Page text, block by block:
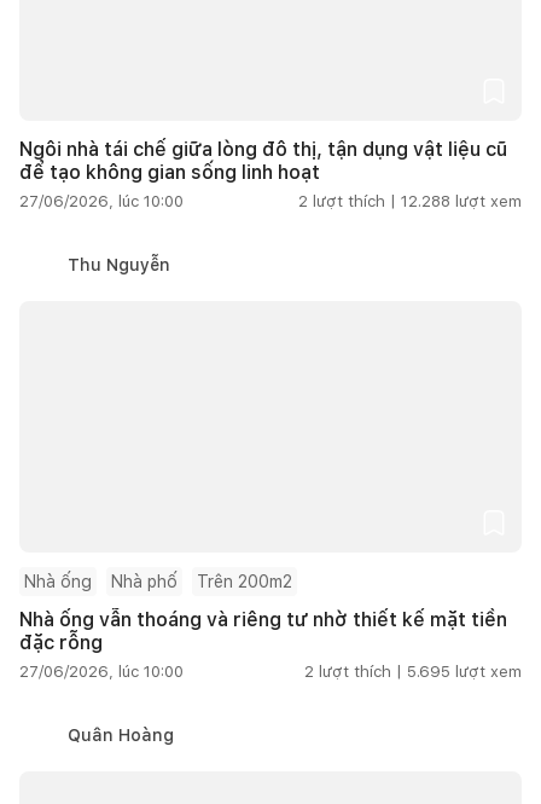
Ngôi nhà tái chế giữa lòng đô thị, tận dụng vật liệu cũ
để tạo không gian sống linh hoạt
27/06/2026, lúc 10:00 2 lượt thích | 12.288 lượt xem
Thu Nguyễn
Nhà ống Nhà phố Trên 200m2
Nhà ống vẫn thoáng và riêng tư nhờ thiết kế mặt tiền
đặc rỗng
27/06/2026, lúc 10:00 2 lượt thích | 5.695 lượt xem
Quân Hoàng